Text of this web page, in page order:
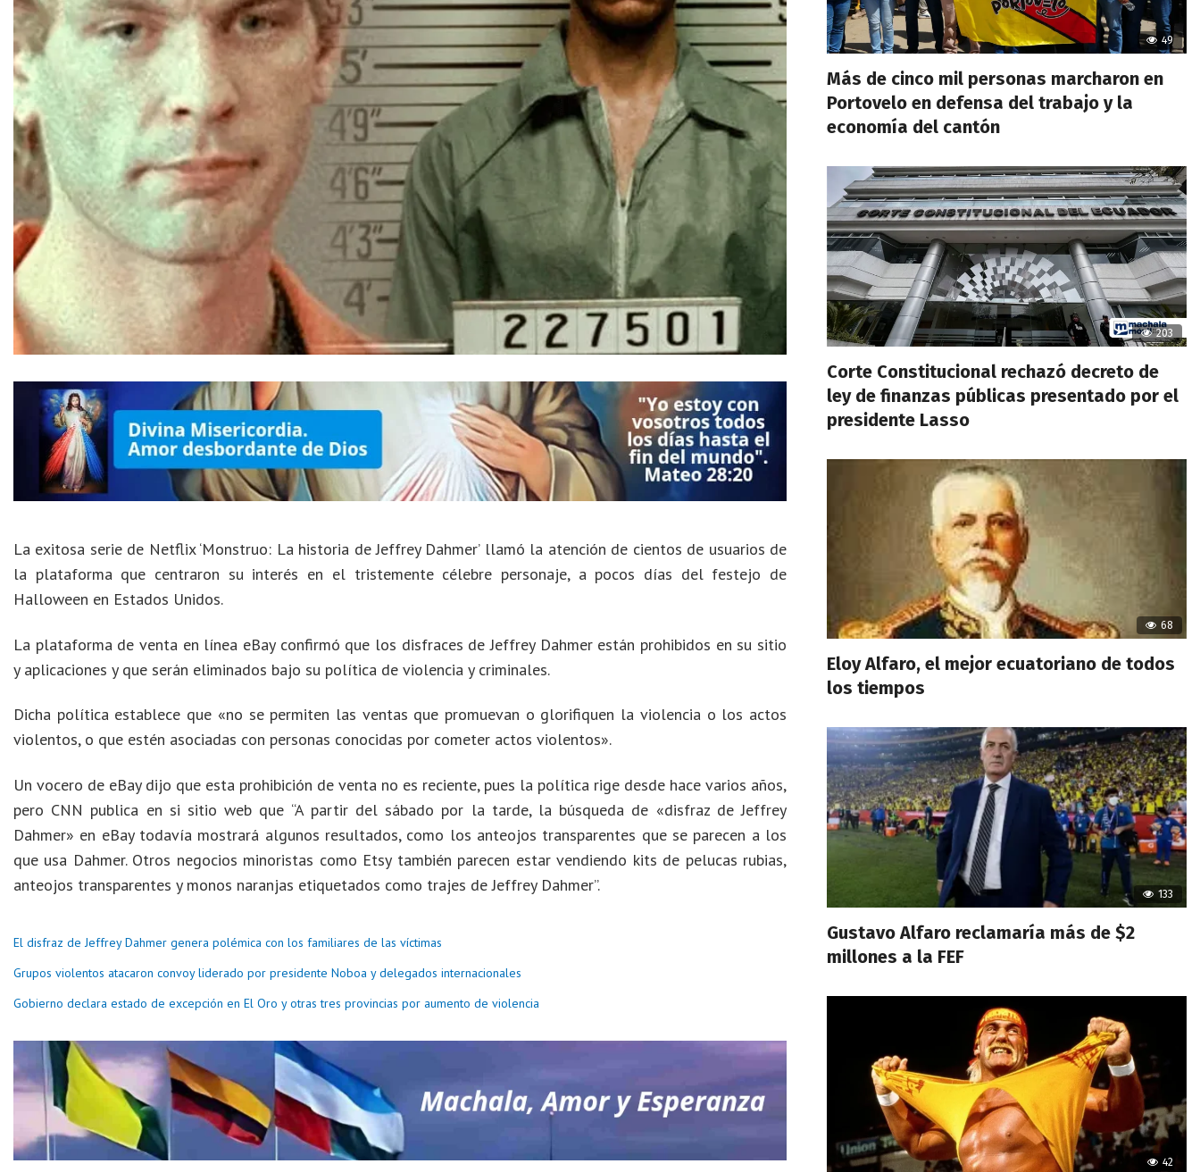
La exitosa serie de Netflix ‘Monstruo: La historia de Jeffrey Dahmer’ llamó la atención de cientos de usuarios de
la plataforma que centraron su interés en el tristemente célebre personaje, a pocos días del festejo de
Halloween en Estados Unidos.
La plataforma de venta en línea eBay confirmó que los disfraces de Jeffrey Dahmer están prohibidos en su sitio
y aplicaciones y que serán eliminados bajo su política de violencia y criminales.
Dicha política establece que «no se permiten las ventas que promuevan o glorifiquen la violencia o los actos
violentos, o que estén asociadas con personas conocidas por cometer actos violentos».
Un vocero de eBay dijo que esta prohibición de venta no es reciente, pues la política rige desde hace varios años,
pero CNN publica en si sitio web que “A partir del sábado por la tarde, la búsqueda de «disfraz de Jeffrey
Dahmer» en eBay todavía mostrará algunos resultados, como los anteojos transparentes que se parecen a los
que usa Dahmer. Otros negocios minoristas como Etsy también parecen estar vendiendo kits de pelucas rubias,
anteojos transparentes y monos naranjas etiquetados como trajes de Jeffrey Dahmer”.
El disfraz de Jeffrey Dahmer genera polémica con los familiares de las víctimas
Grupos violentos atacaron convoy liderado por presidente Noboa y delegados internacionales
Gobierno declara estado de excepción en El Oro y otras tres provincias por aumento de violencia
49
Más de cinco mil personas marcharon en
Portovelo en defensa del trabajo y la
economía del cantón
203
Corte Constitucional rechazó decreto de
ley de finanzas públicas presentado por el
presidente Lasso
68
Eloy Alfaro, el mejor ecuatoriano de todos
los tiempos
133
Gustavo Alfaro reclamaría más de $2
millones a la FEF
42